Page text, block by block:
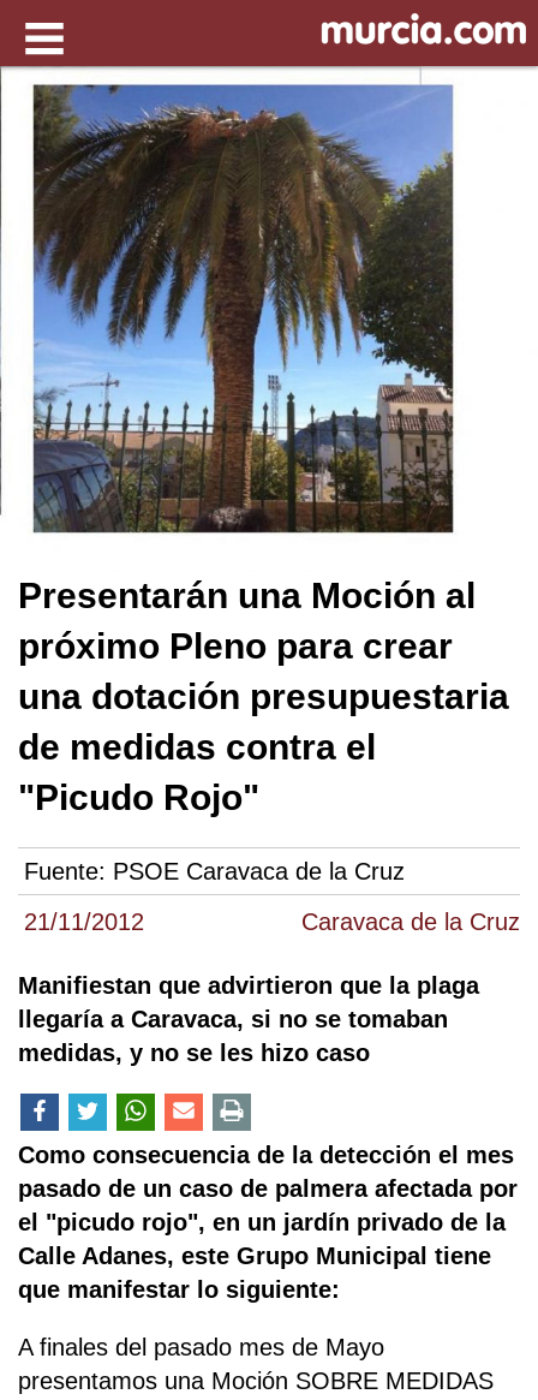
21/11/2012 Caravaca de la Cruz
Presentarán una Moción al
próximo Pleno para crear
una dotación presupuestaria
de medidas contra el
"Picudo Rojo"
Fuente: PSOE Caravaca de la Cruz
Manifiestan que advirtieron que la plaga
llegaría a Caravaca, si no se tomaban
medidas, y no se les hizo caso
Como consecuencia de la detección el mes
pasado de un caso de palmera afectada por
el "picudo rojo", en un jardín privado de la
Calle Adanes, este Grupo Municipal tiene
que manifestar lo siguiente:
A finales del pasado mes de Mayo
presentamos una Moción SOBRE MEDIDAS